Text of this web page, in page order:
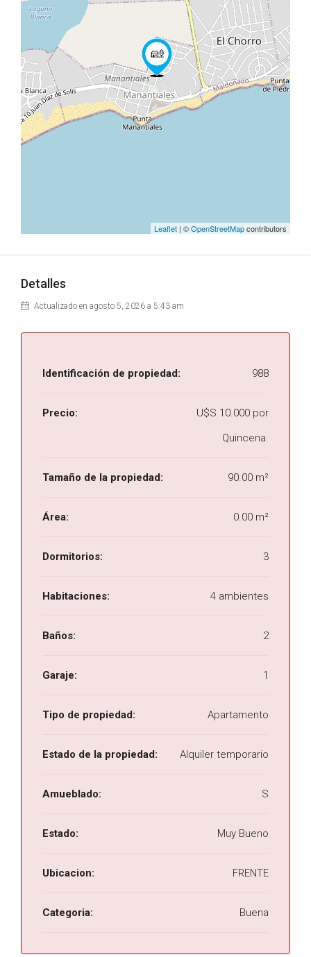
Leaflet | ©OpenStreetMapcontributors
Detalles
Actualizado en agosto 5, 2026 a 5:43 am
Identificación de propiedad: 988
Precio:
U$S 10.000 por
Quincena.
Tamaño de la propiedad: 90.00 m²
Área: 0.00 m²
Dormitorios: 3
Habitaciones: 4 ambientes
Baños: 2
Garaje: 1
Tipo de propiedad: Apartamento
Estado de la propiedad: Alquiler temporario
Amueblado: S
Estado: Muy Bueno
Ubicacion: FRENTE
Categoria: Buena